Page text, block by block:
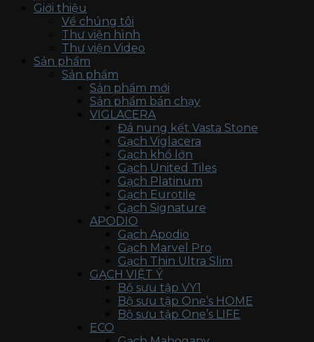
Giới thiệu
Về chúng tôi
Thư viện hình
Thư viện Video
Sản phẩm
Sản phẩm
Sản phẩm mới
Sản phẩm bán chạy
VIGLACERA
Đá nung kết Vasta Stone
Gạch Viglacera
Gạch khổ lớn
Gạch United Tiles
Gạch Platinum
Gạch Eurotile
Gạch Signature
APODIO
Gạch Apodio
Gạch Marvel Pro
Gạch Thin Ultra Slim
GẠCH VIỆT Ý
Bộ sưu tập VY1
Bộ sưu tập One’s HOME
Bộ sưu tập One’s LIFE
ECO